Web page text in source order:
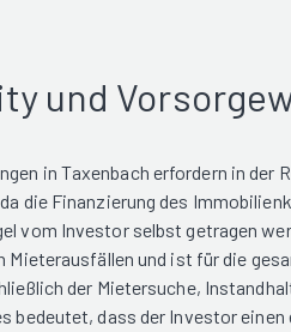
und
in Taxenbach erfordern in der
die Finanzierung des
vom Investor selbst getragen
und ist für die
der Mietersuche,
bedeutet, dass der Investor